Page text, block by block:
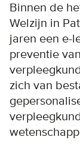
Binnen de
Welzijn in
jaren een e-
preventie
zich van